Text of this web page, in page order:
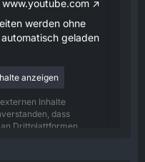
www.youtube.com
werden ohne
geladen
anzeigen
Inhalte
dass
Drittplattformen